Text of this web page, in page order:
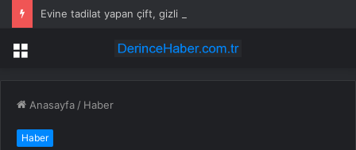
Menü
Anasayfa / Haber
Haber